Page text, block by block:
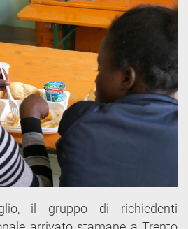
il gruppo di richiedenti